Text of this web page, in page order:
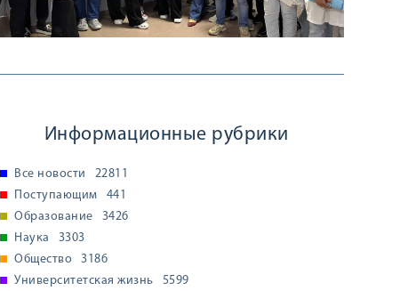
Информационные рубрики
Все новости
22811
Поступающим
441
Образование
3426
Наука
3303
Общество
3186
Университетская жизнь
5599